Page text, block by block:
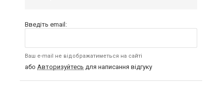
Введіть email:
Ваш e-mail не відображатиметься на сайті
або Авторизуйтесь для написання відгуку